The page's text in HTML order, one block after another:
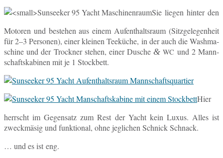
Sie liegen hinter den
Mo­to­ren und be­stehen aus einem Auf­ent­halts­raum (Sitz­ge­le­gen­heit
für 2–3 Per­so­nen), einer klei­nen Tee­kü­che, in der auch die Wa­sh­ma­
schi­ne und der Trock­ner stehen, einer Dusche& WC und 2 Mann­
schafts­ka­bi­nen mit je 1 Stockbett.
Hier
herrscht im Ge­gen­satz zum Rest der Yacht kein Luxus. Alles ist
zweck­mä­sig und funk­tio­nal, ohne jeg­li­chen Schnick Schnack.
… und es ist eng.